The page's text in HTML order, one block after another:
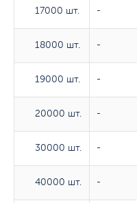
17000 шт.
18000 шт.
19000 шт.
20000 шт.
30000 шт.
40000 шт.
17000 шт. -
18000 шт. -
19000 шт. -
20000 шт. -
30000 шт. -
40000 шт. -